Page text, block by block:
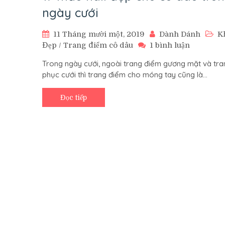
ngày cưới
11 Tháng mười một, 2019 Dành Dánh
Đẹp / Trang điểm cô dâu 1 bình luận
mẫu
nail
Trong ngày cưới, ngoài trang điểm gương mặt và
phục cưới thì trang điểm cho móng tay cũng là…
Đọc tiếp